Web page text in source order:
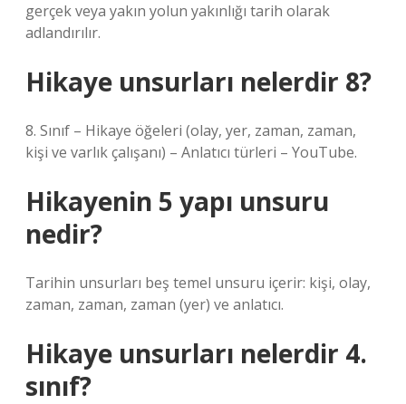
gerçek veya yakın yolun yakınlığı tarih olarak
adlandırılır.
Hikaye unsurları nelerdir 8?
8. Sınıf – Hikaye öğeleri (olay, yer, zaman, zaman,
kişi ve varlık çalışanı) – Anlatıcı türleri – YouTube.
Hikayenin 5 yapı unsuru
nedir?
Tarihin unsurları beş temel unsuru içerir: kişi, olay,
zaman, zaman, zaman (yer) ve anlatıcı.
Hikaye unsurları nelerdir 4.
sınıf?